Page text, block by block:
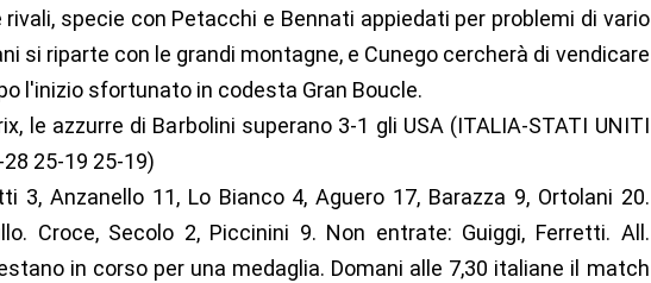
specie con Petacchi e Bennati appiedati per problemi di vario
si riparte con le grandi montagne, e Cunego cercherà di vendicare
l'inizio sfortunato in codesta Gran Boucle.
le azzurre di Barbolini superano 3-1 gli USA (ITALIA-STATI UNITI
25-19 25-19)
3, Anzanello 11, Lo Bianco 4, Aguero 17, Barazza 9, Ortolani 20.
Croce, Secolo 2, Piccinini 9. Non entrate: Guiggi, Ferretti. All.
in corso per una medaglia. Domani alle 7,30 italiane il match